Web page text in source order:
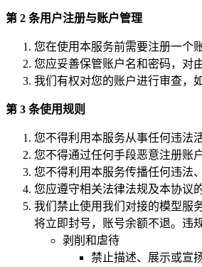
第 2 条用户注册与账户管理
您在使用本服务前需要注册一个
您应妥善保管账户名和密码，对
我们有权对您的账户进行审查，
第 3 条使用规则
您不得利用本服务从事任何违法
您不得通过任何手段恶意注册账
您不得利用本服务传播任何违法
您应遵守相关法律法规及本协议
我们禁止使用我们对接的模型服
将立即封号，账号余额不退。违
剥削和虐待
禁止描述、展示或宣